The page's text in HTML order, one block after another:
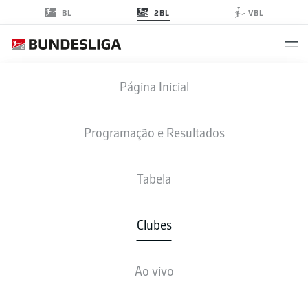
BL 2BL VBL
Página Inicial
Programação e Resultados
Tabela
Clubes
Ao vivo
FC ENERGIE COTTBUS